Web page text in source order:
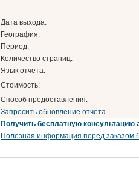
Дата выхода:
География:
Период:
Количество страниц:
Язык отчёта:
Стоимость:
Способ предоставления:
Запросить обновление отчёта
Получить бесплатную консультацию
Полезная информация перед заказом